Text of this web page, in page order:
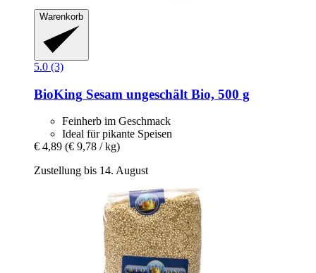
Warenkorb
5.0 (3)
BioKing Sesam ungeschält Bio, 500 g
Feinherb im Geschmack
Ideal für pikante Speisen
€ 4,89 (€ 9,78 / kg)
Zustellung bis 14. August